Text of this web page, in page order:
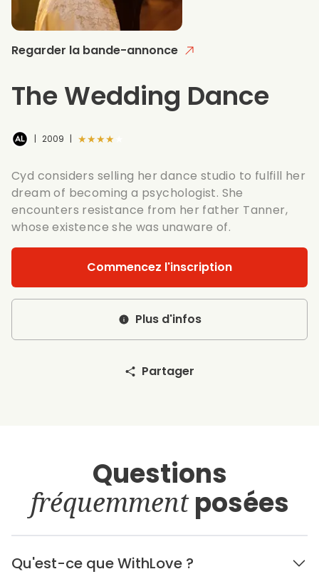
Regarder la bande-annonce
The Wedding Dance
| 2009 | ★★★★★
Cyd considers selling her dance studio to fulfill her
dream of becoming a psychologist. She
encounters resistance from her father Tanner,
whose existence she was unaware of.
Commencez l'inscription
Plus d'infos
Partager
Questions
fréquemmentposées
Qu'est-ce que WithLove ?